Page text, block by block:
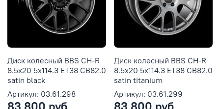
Диск колесный BBS CH-R
8.5x20 5x114.3 ET38 CB82.0
satin black
Артикул: 03.61.298
Диск колесный BBS CH-R
8.5x20 5x114.3 ET38 CB82.0
satin titanium
Артикул: 03.61.299